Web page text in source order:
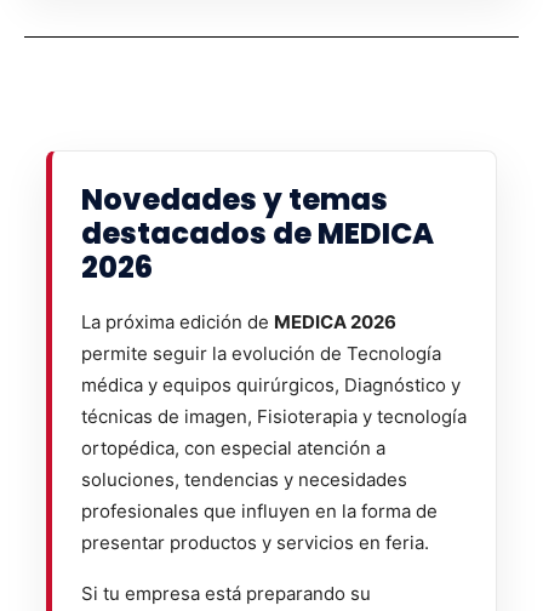
Novedades y temas
destacados de MEDICA
2026
La próxima edición de MEDICA 2026
permite seguir la evolución de Tecnología
médica y equipos quirúrgicos, Diagnóstico y
técnicas de imagen, Fisioterapia y tecnología
ortopédica, con especial atención a
soluciones, tendencias y necesidades
profesionales que influyen en la forma de
presentar productos y servicios en feria.
Si tu empresa está preparando su